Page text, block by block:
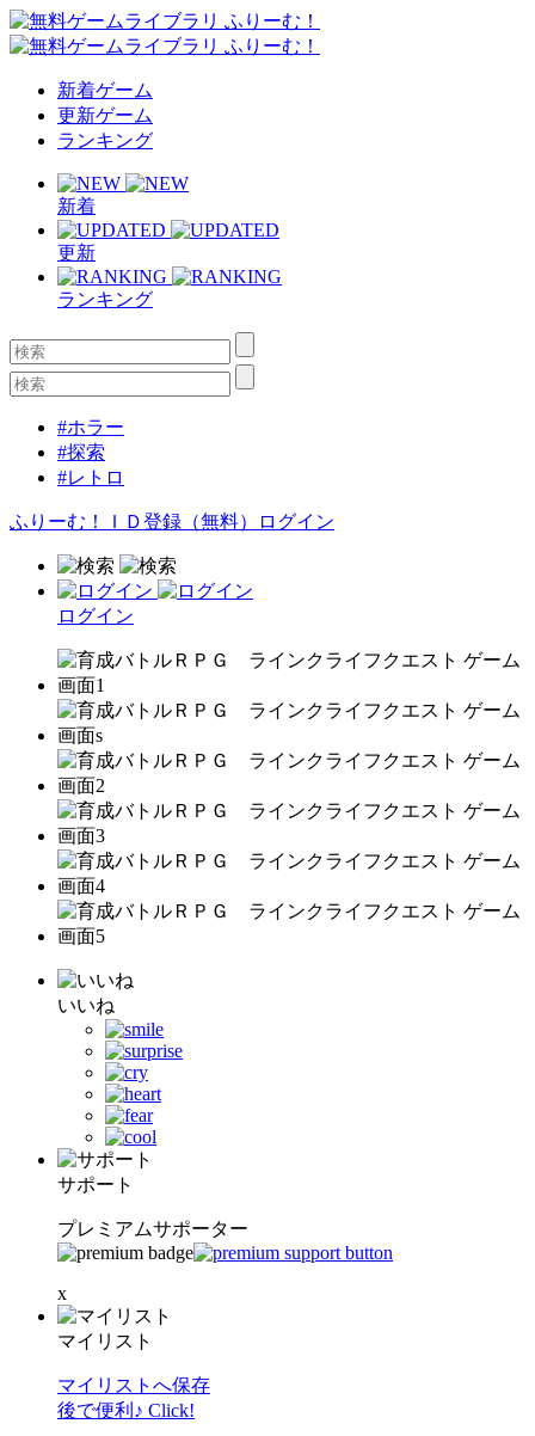
新着ゲーム
更新ゲーム
ランキング
新着
更新
ランキング
#ホラー
#探索
#レトロ
ふりーむ！ＩＤ登録（無料） ログイン
ログイン
いいね
サポート
プレミアムサポーター
x
マイリスト
マイリストへ保存
後で便利♪ Click!